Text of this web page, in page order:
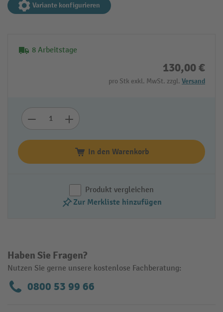
Variante konfigurieren
8 Arbeitstage
130,00 €
pro Stk exkl. MwSt. zzgl. Versand
In den Warenkorb
Produkt vergleichen
Zur Merkliste hinzufügen
Haben Sie Fragen?
Nutzen Sie gerne unsere kostenlose Fachberatung:
0800 53 99 66